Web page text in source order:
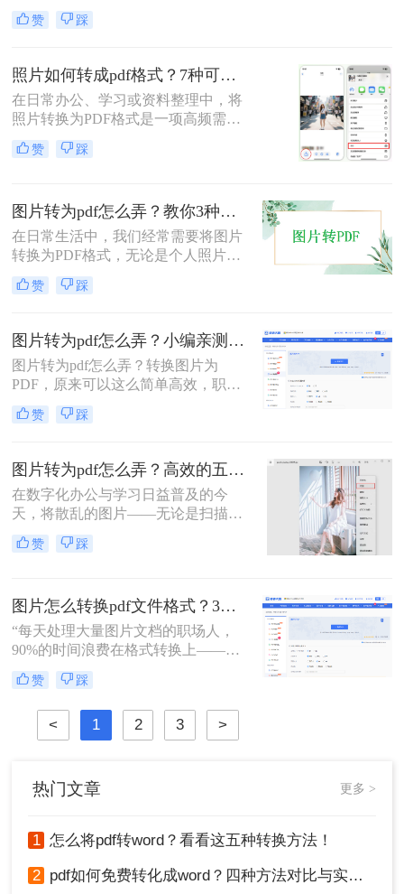
况。无论是整理证件照片、制作电子
相册，还是将扫描的文档统一格式，
掌握的基本技能。PDF格式具有跨平
台兼容性好、文件体积相对较小、易
于分享等优点，因此成为文档处理的
首选格式。本文将详细介绍5种实用
的图片转PDF方法，帮助您快速解决
转换需求。
赞 踩
照片如何转成pdf格式？7种可靠方法详解！
在日常办公、学习或资料整理中，将
照片转换为PDF格式是一项高频需
求。无论是扫描的合同、手写笔记，
还是拍摄的证件、课件，统一的PDF
择高效、安全且无需付费的方法？本
文将基于实际使用经验，为您梳理7
种照片如何转成PDF格式的实用方
方式，帮助您根据场景灵活选用。
赞 踩
图片转为pdf怎么弄？教你3种常用转换方法！
在日常生活中，我们经常需要将图片
转换为PDF格式，无论是个人照片管
理、证件扫描，还是商业和行政领域
的文档整理、合同协议，这种转换都
全性。那么图片转为pdf怎么弄呢？本
文将介绍三种将图片转换为PDF的方
法。
赞 踩
图片转为pdf怎么弄？小编亲测5种实用方法，告别繁琐操作！
图片转为pdf怎么弄？转换图片为
PDF，原来可以这么简单高效，职场
效率提升从此触手可及！“一张图片
秒变PDF文档？是的，你没听错！”作
主，小编深知职场办公人群对高效转
换工具的渴求，今天就分享超实用方
法，帮你轻松解决图片转pdf难题。
赞 踩
图片转为pdf怎么弄？高效的五大方法详解！
在数字化办公与学习日益普及的今
天，将散乱的图片——无论是扫描的
文档、手机拍摄的笔记，还是珍贵的
照片——整合成一个统一的PDF文
定、易于传输和打印的优点，成为了
文档分发的标准格式。然而，面对网
络上琳琅满目的工具和方法，许多人
弄呢？
赞 踩
图片怎么转换pdf文件格式？3种高效方法全解析，职场人必备技能！
“每天处理大量图片文档的职场人，
90%的时间浪费在格式转换上——这
不是技术问题，而是方法误区。” 作
为深耕办公软件测评多年的博主，小
编发现许多用户仍在用截图拼接的原
始方式处理图片转PDF需求。那么图
片怎么转换pdf文件格式呢？本文将揭
据帮你突破效率瓶颈。
赞 踩
< 1 2 3 >
热门文章 更多 >
1 怎么将pdf转word？看看这五种转换方法！
2 pdf如何免费转化成word？四种方法对比与实操指南（附详细表格）